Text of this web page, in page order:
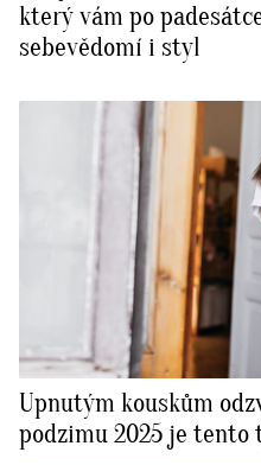
který vám po
sebevědomí i styl
Upnutým kouskům
podzimu 2025 je tento